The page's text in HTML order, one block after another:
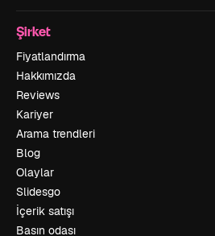
Şirket
Fiyatlandırma
Hakkımızda
Reviews
Kariyer
Arama trendleri
Blog
Olaylar
Slidesgo
İçerik satışı
Basın odası